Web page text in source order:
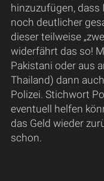
hinzuzufügen, dass
noch deutlicher
dieser teilweise
widerfährt das so!
Pakistani oder aus
Thailand) dann
Polizei. Stichwort
eventuell helfen
das Geld wieder
schon.